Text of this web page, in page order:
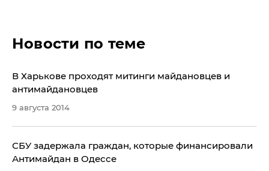
Новости по теме
​В Харькове проходят митинги майдановцев и
антимайдановцев
9 августа 2014
СБУ задержала граждан, которые финансировали
Антимайдан в Одессе